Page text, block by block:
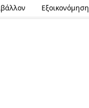
Εξοικονόμηση